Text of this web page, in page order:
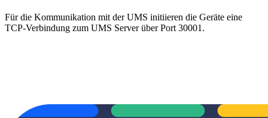
Für die Kommunikation mit der UMS initiieren die Geräte eine
TCP-Verbindung zum UMS Server über Port 30001.